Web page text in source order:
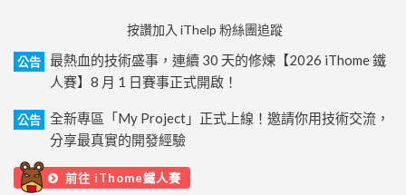
按讚加入 iThelp 粉絲團追蹤
公告
最熱血的技術盛事，連續 30 天的修煉【2026 iThome 鐵
人賽】8 月 1 日賽事正式開啟！
公告
全新專區「My Project」正式上線！邀請你用技術交流，
分享最真實的開發經驗
前往 iThome鐵人賽